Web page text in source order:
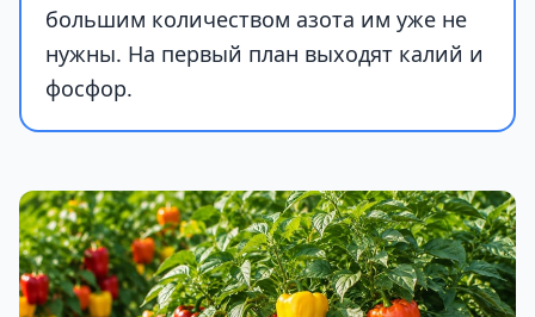
большим количеством азота им уже не
нужны. На первый план выходят калий и
фосфор.